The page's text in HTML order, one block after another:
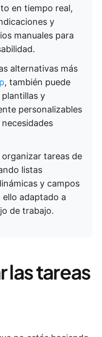
en tiempo real,
y
manuales para
alternativas más
, también puede
y
personalizables
organizar tareas de
listas
y campos
adaptado a
de trabajo.
las tareas